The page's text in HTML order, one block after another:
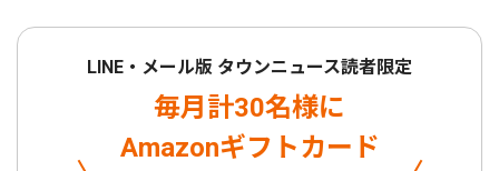
LINE・メール版 タウンニュース読者限定
毎月計30名様に
Amazonギフトカード